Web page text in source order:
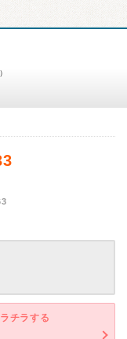
チラする